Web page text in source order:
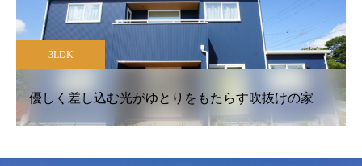
3LDK
優しく差し込む光がゆとりをもたらす吹抜けの家